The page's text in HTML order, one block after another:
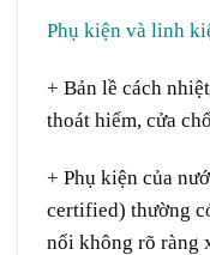
Phụ kiện và linh
+ Bản lề cách nhiệt
thoát hiểm, cửa
+ Phụ kiện của
certified) thường
nổi không rõ ràng